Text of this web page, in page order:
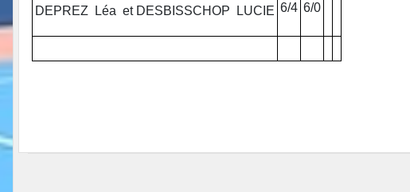
DEPREZ Léa et DESBISSCHOP LUCIE 6/4 6/0